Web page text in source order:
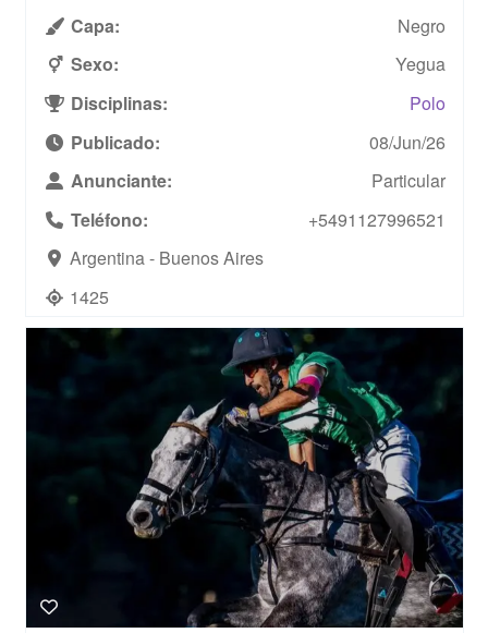
Capa:
Negro
Sexo:
Yegua
Disciplinas:
Polo
Publicado:
08/Jun/26
Anunciante:
Particular
Teléfono:
+5491127996521
Argentina - Buenos Aires
1425